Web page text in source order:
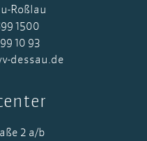
Roßlau
1500
10 93
dessau.de
2 a/b